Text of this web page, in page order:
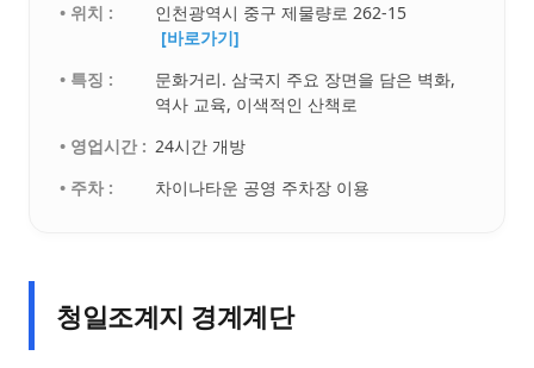
• 위치 :
인천광역시 중구 제물량로 262-15
[바로가기]
• 특징 :
문화거리. 삼국지 주요 장면을 담은 벽화,
역사 교육, 이색적인 산책로
• 영업시간 : 24시간 개방
• 주차 :
차이나타운 공영 주차장 이용
청일조계지 경계계단